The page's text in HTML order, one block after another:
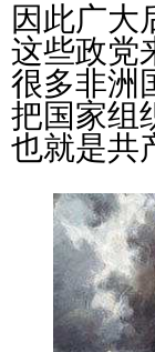
因此广大
这些政党
很多非洲
把国家组
也就是共